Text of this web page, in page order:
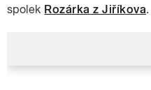
spolek Rozárka z Jiříkova.